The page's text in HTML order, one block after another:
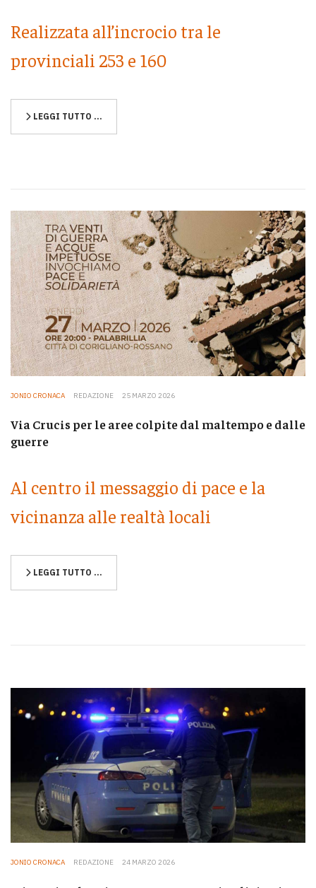
Realizzata all’incrocio tra le
provinciali 253 e 160
LEGGI TUTTO …
JONIO CRONACA REDAZIONE 25 MARZO 2026
Via Crucis per le aree colpite dal maltempo e dalle
guerre
Al centro il messaggio di pace e la
vicinanza alle realtà locali
LEGGI TUTTO …
JONIO CRONACA REDAZIONE 24 MARZO 2026